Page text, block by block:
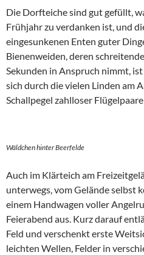
Die Dorfteiche sind gut gefüllt,
Frühjahr zu verdanken ist, und
eingesunkenen Enten guter
Bienenweiden, deren
Sekunden in Anspruch nimmt,
sich durch die vielen Linden am
Schallpegel zahlloser
Wäldchen hinter Beerfelde
Auch im Klärteich am
unterwegs, vom Gelände selbst
einem Handwagen voller
Feierabend aus. Kurz darauf
Feld und verschenkt erste
leichten Wellen, Felder in